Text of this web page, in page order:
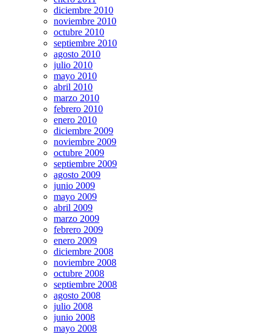
diciembre 2010
noviembre 2010
octubre 2010
septiembre 2010
agosto 2010
julio 2010
mayo 2010
abril 2010
marzo 2010
febrero 2010
enero 2010
diciembre 2009
noviembre 2009
octubre 2009
septiembre 2009
agosto 2009
junio 2009
mayo 2009
abril 2009
marzo 2009
febrero 2009
enero 2009
diciembre 2008
noviembre 2008
octubre 2008
septiembre 2008
agosto 2008
julio 2008
junio 2008
mayo 2008